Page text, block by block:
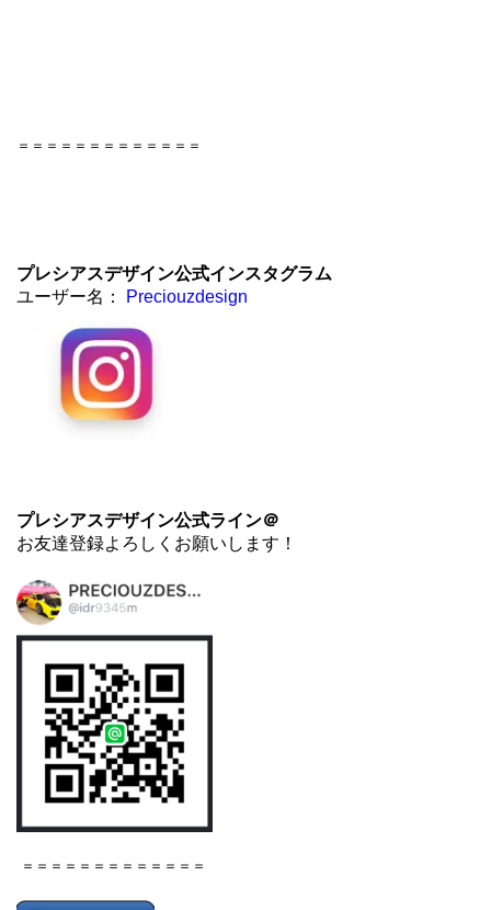
＝＝＝＝＝＝＝＝＝＝＝＝＝
プレシアスデザイン公式インスタグラム
ユーザー名：
Preciouzdesign
プレシアスデザイン公式ライン＠
お友達登録よろしくお願いします！
＝＝＝＝＝＝＝＝＝＝＝＝＝